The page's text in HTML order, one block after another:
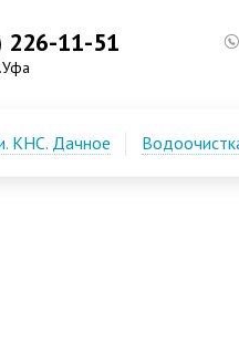
226-11-51
КНС. Дачное